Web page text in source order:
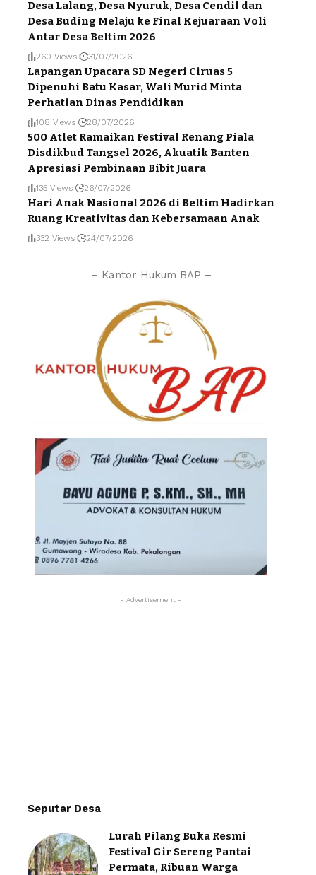
Desa Lalang, Desa Nyuruk, Desa Cendil dan
Desa Buding Melaju ke Final Kejuaraan Voli
Antar Desa Beltim 2026
260 Views 31/07/2026
Lapangan Upacara SD Negeri Ciruas 5
Dipenuhi Batu Kasar, Wali Murid Minta
Perhatian Dinas Pendidikan
108 Views 28/07/2026
500 Atlet Ramaikan Festival Renang Piala
Disdikbud Tangsel 2026, Akuatik Banten
Apresiasi Pembinaan Bibit Juara
135 Views 26/07/2026
Hari Anak Nasional 2026 di Beltim Hadirkan
Ruang Kreativitas dan Kebersamaan Anak
332 Views 24/07/2026
– Kantor Hukum BAP –
- Advertisement -
Seputar Desa
Lurah Pilang Buka Resmi
Festival Gir Sereng Pantai
Permata, Ribuan Warga